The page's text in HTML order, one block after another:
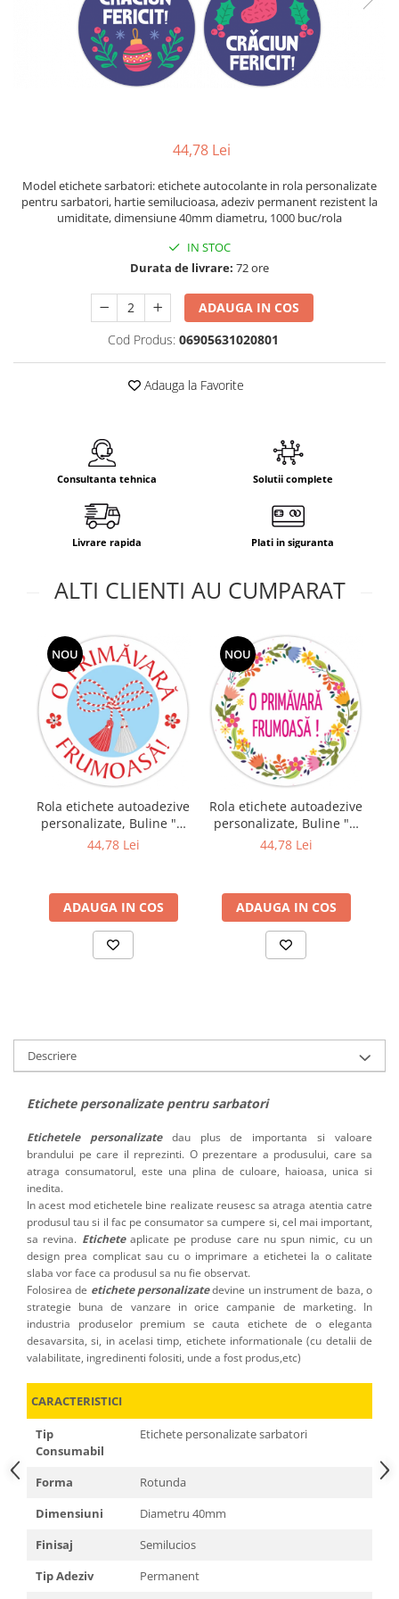
Plicuri de carton
Plicuri cu bule
Plicuri ecommerce
Pungi si sacose
Tuburi de carton
Separatoare carton si coltare
44,78 Lei
Model etichete sarbatori: etichete autocolante in rola personalizate
pentru sarbatori, hartie semilucioasa, adeziv permanent rezistent la
umiditate, dimensiune 40mm diametru, 1000 buc/rola
IN STOC
Durata de livrare: 72 ore
ADAUGA IN COS
Cod Produs: 06905631020801
Adauga la Favorite
Consultanta tehnica Solutii complete
Livrare rapida Plati in siguranta
ALTI CLIENTI AU CUMPARAT
NOU
Rola etichete autoadezive
personalizate, Buline "O
primavara frumoasa,
44,78 Lei
ADAUGA IN COS
NOU
Rola etichete autoadezive
personalizate, Buline "O
primavara frumoasa,
44,78 Lei
ADAUGA IN COS
Descriere
Etichete personalizate pentru sarbatori
Etichetele personalizatedau plus de importanta si valoare
brandului pe care il reprezinti. O prezentare a produsului, care sa
atraga consumatorul, este una plina de culoare, haioasa, unica si
inedita.
In acest mod etichetele bine realizate reusesc sa atraga atentia catre
produsul tau si il fac pe consumator sa cumpere si, cel mai important,
sa revina. Eticheteaplicate pe produse care nu spun nimic, cu un
design prea complicat sau cu o imprimare a etichetei la o calitate
slaba vor face ca produsul sa nu fie observat.
Folosirea de etichete personalizatedevine un instrument de baza, o
strategie buna de vanzare in orice campanie de marketing. In
industria produselor premium se cauta etichete de o eleganta
desavarsita, si, in acelasi timp, etichete informationale (cu detalii de
valabilitate, ingredinenti folositi, unde a fost produs,etc)
CARACTERISTICI
Tip
Consumabil
Etichete personalizate sarbatori
Forma
Rotunda
Dimensiuni
Diametru 40mm
Finisaj
Semilucios
Tip Adeziv
Permanent